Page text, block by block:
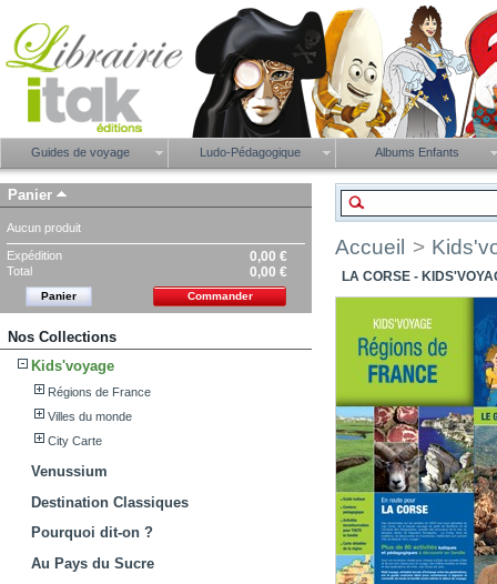
Guides de voyage Ludo-Pédagogique Albums Enfants
Panier
Aucun produit
Expédition 0,00 €
Total 0,00 €
Panier Commander
Nos Collections
Kids'voyage
Régions de France
Villes du monde
City Carte
Venussium
Destination Classiques
Pourquoi dit-on ?
Au Pays du Sucre
Accueil >
LA CORSE -